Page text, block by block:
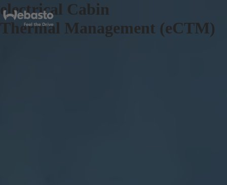
electrical Cabin
Thermal Management (eCTM)